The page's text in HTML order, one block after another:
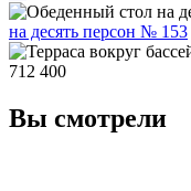
на десять персон № 153
712 400
Вы смотрели